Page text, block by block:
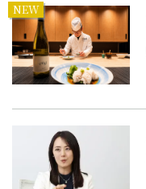
NEW